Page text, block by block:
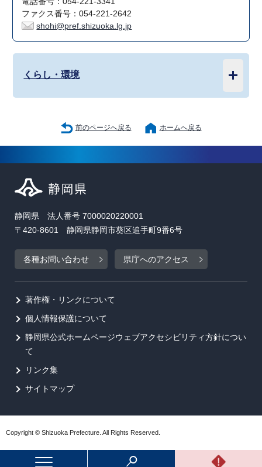
ファクス番号：054-221-2642
shohi@pref.shizuoka.lg.jp
くらし・環境
前のページへ戻る ホームへ戻る
静岡県 法人番号 7000020220001
〒420-8601 静岡県静岡市葵区追手町9番6号
各種お問い合わせ 県庁へのアクセス
著作権・リンクについて
個人情報保護について
静岡県公式ホームページウェブアクセシビリティ方針につい
て
リンク集
サイトマップ
Copyright © Shizuoka Prefecture. All Rights Reserved.